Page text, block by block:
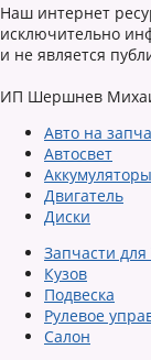
Наш интернет
исключительно
и не является
ИП Шершнев
Авто на
Автосвет
Аккумуляторы
Двигатель
Диски
Запчасти
Кузов
Подвеска
Рулевое
Салон